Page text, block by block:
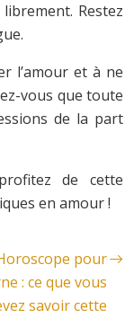
Restez
l’amour et à ne
vous que toute
de la part
de cette
en amour !
pour
: ce que vous
savoir cette